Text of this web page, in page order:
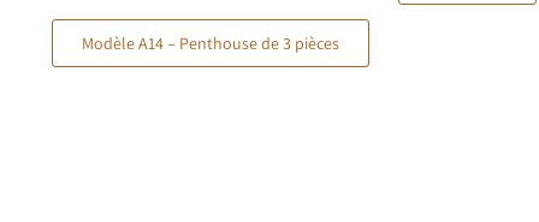
Modèle A14 – Penthouse de 3 pièces